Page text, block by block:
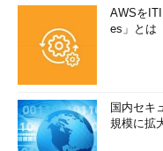
AWSを
es」とは
国内セキ
規模に拡